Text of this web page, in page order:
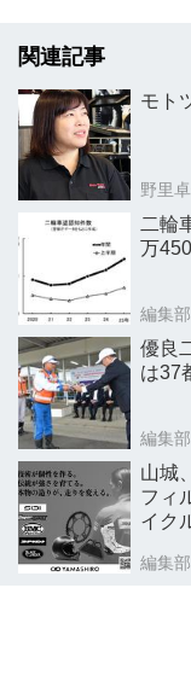
関連記事
モト
野里
二輪
万
編集部
優良
は37
編集部
山城
フィ
イク
編集部